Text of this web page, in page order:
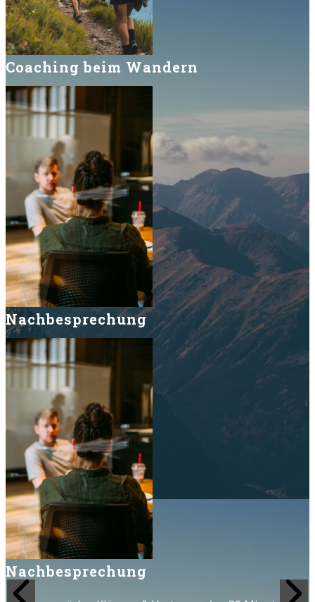
Coaching beim Wandern
Nachbesprechung
Nachbesprechung